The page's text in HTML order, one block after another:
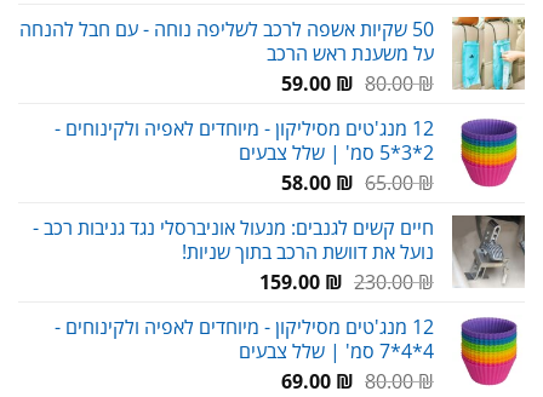
היה:
180.00 ₪.
הוא:
50 שקיות אשפה לרכב לשליפה נוחה - עם חבל להנחה
על משענת ראש הרכב
80.00₪
המחיר
היה:
80.00 ₪.
59.00 ₪
המחיר
הוא:
59.00 ₪.
12 מנג'טים מסיליקון - מיוחדים לאפיה ולקינוחים -
2*3*5 סמ' | שלל צבעים
65.00₪
המחיר
היה:
65.00 ₪.
58.00 ₪
המחיר
הוא:
58.00 ₪.
חיים קשים לגנבים: מנעול אוניברסלי נגד גניבות רכב -
נועל את דוושת הרכב בתוך שניות!
230.00₪
המחיר
היה:
230.00 ₪.
159.00 ₪
המחיר
הוא:
159.00 ₪.
12 מנג'טים מסיליקון - מיוחדים לאפיה ולקינוחים -
4*4*7 סמ' | שלל צבעים
80.00₪
המחיר69.00 ₪
המחיר